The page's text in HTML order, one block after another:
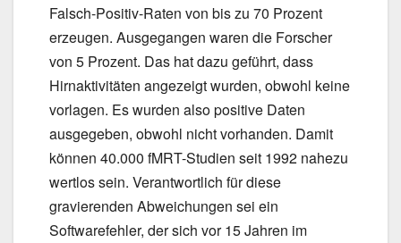
Falsch-Positiv-Raten von bis zu 70 Prozent
erzeugen. Ausgegangen waren die Forscher
von 5 Prozent. Das hat dazu geführt, dass
Hirnaktivitäten angezeigt wurden, obwohl keine
vorlagen. Es wurden also positive Daten
ausgegeben, obwohl nicht vorhanden. Damit
können 40.000 fMRT-Studien seit 1992 nahezu
wertlos sein. Verantwortlich für diese
gravierenden Abweichungen sei ein
Softwarefehler, der sich vor 15 Jahren im